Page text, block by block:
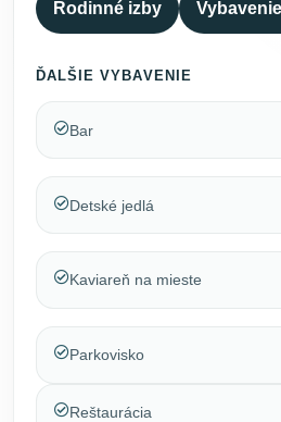
Rodinné izby
ĎALŠIE VYBAVENIE
Bar
Detské jedlá
Kaviareň na mieste
Parkovisko
Reštaurácia